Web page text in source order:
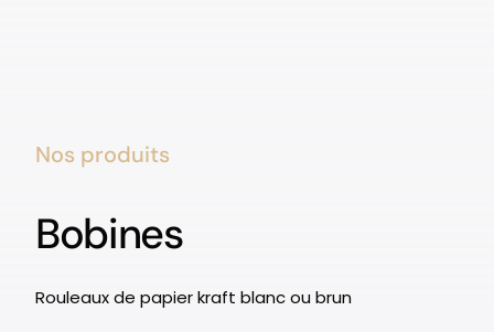
Nos produits
Bobines
Rouleaux de papier kraft blanc ou brun